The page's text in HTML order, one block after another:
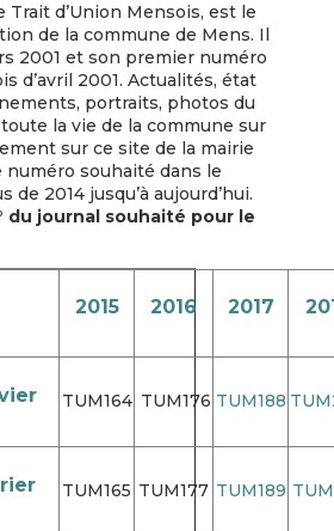
Trait d’Union Mensois, est le
de la commune de Mens. Il
2001 et son premier numéro
d’avril 2001. Actualités, état
portraits, photos du
la vie de la commune sur
sur ce site de la mairie
souhaité dans le
de 2014 jusqu’à aujourd’hui.
du journal souhaité pour le
2015 2016 2017
TUM164 TUM176 TUM188
TUM165 TUM177 TUM189